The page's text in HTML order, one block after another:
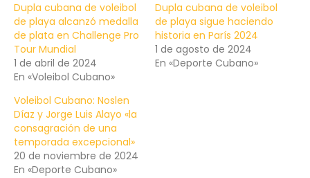
Dupla cubana de voleibol
de playa alcanzó medalla
de plata en Challenge Pro
Tour Mundial
1 de abril de 2024
En «Voleibol Cubano»
Dupla cubana de voleibol
de playa sigue haciendo
historia en París 2024
1 de agosto de 2024
En «Deporte Cubano»
Voleibol Cubano: Noslen
Díaz y Jorge Luis Alayo «la
consagración de una
temporada excepcional»
20 de noviembre de 2024
En «Deporte Cubano»